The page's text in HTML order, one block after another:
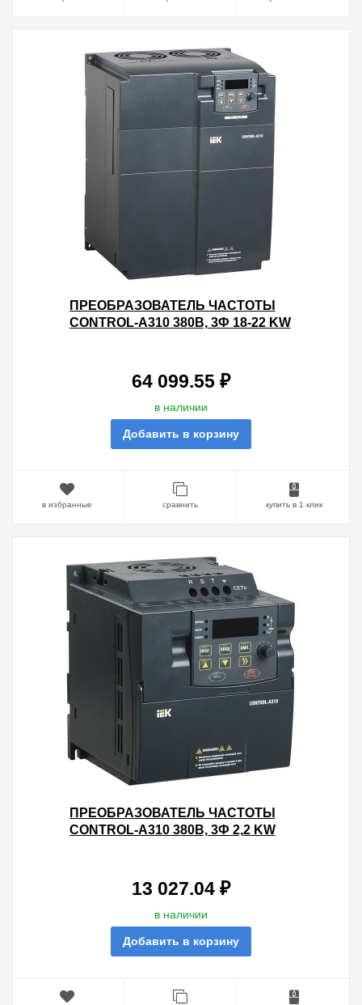
ПРЕОБРАЗОВАТЕЛЬ ЧАСТОТЫ
CONTROL-A310 380В, 3Ф 18-22 KW
64 099.55 ₽
в наличии
Добавить в корзину
в избранные сравнить купить в 1 клик
ПРЕОБРАЗОВАТЕЛЬ ЧАСТОТЫ
CONTROL-A310 380В, 3Ф 2,2 KW
13 027.04 ₽
в наличии
Добавить в корзину